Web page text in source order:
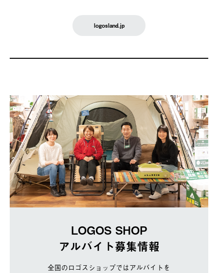
logosland.jp
LOGOS SHOP
アルバイト募集情報
全国のロゴスショップではアルバイトを